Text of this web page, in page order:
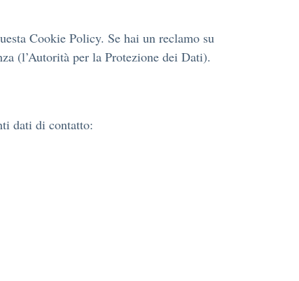
Cookie Policy. Se hai un reclamo su
(l’Autorità per la Protezione dei Dati).
dati di contatto: